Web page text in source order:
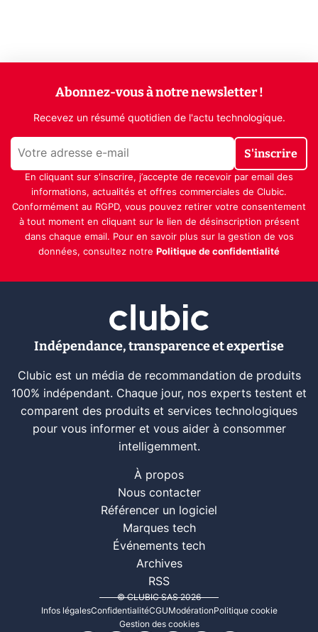
Abonnez-vous à notre newsletter !
Recevez un résumé quotidien de l'actu technologique.
S'inscrire
En cliquant sur s'inscrire, j’accepte de recevoir par email des
informations, actualités et offres commerciales de Clubic.
Conformément au RGPD, vous pouvez retirer votre consentement
à tout moment en cliquant sur le lien de désinscription présent
dans chaque email. Pour en savoir plus sur la gestion de vos
données, consultez notre Politique de confidentialité
Indépendance, transparence et expertise
Clubic est un média de recommandation de produits
100% indépendant. Chaque jour, nos experts testent et
comparent des produits et services technologiques
pour vous informer et vous aider à consommer
intelligemment.
À propos
Nous contacter
Référencer un logiciel
Marques tech
Événements tech
Archives
RSS
© CLUBIC SAS 2026
Infos légalesConfidentialitéCGUModérationPolitique cookie
Gestion des cookies